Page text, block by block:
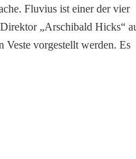
Fluvius ist einer der vier
„Arschibald Hicks“
Veste vorgestellt werden. Es